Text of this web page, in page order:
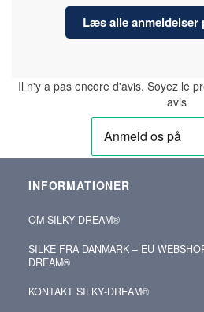
Læs alle anmeldelser
Il n'y a pas encore d'avis. Soyez le
avis
INFORMATIONER
OM SILKY‑DREAM®
SILKE FRA DANMARK – EU
DREAM®
KONTAKT SILKY‑DREAM®